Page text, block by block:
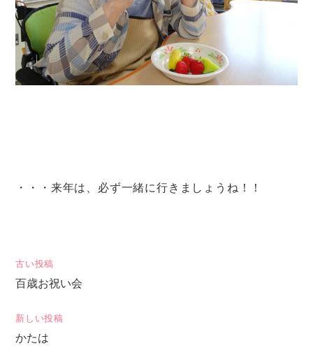
・・・来年は、必ず一緒に行きましょうね！！
投
稿
ビ
古い投稿
百歳お祝い会
新しい投稿
かたは